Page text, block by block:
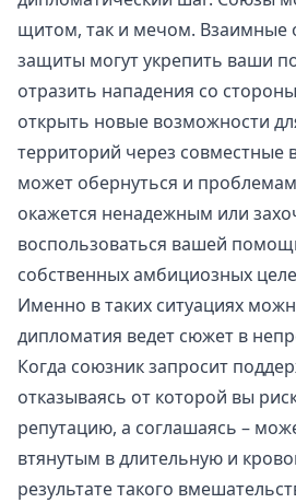
щитом, так и мечом. Взаимные
защиты могут укрепить ваши
отразить нападения со
открыть новые возможности
территорий через совместные
может обернуться и
окажется ненадежным или
воспользоваться вашей
собственных амбициозных
Именно в таких ситуациях
дипломатия ведет сюжет в
Когда союзник запросит
отказываясь от которой вы
репутацию, а соглашаясь –
втянутым в длительную и
результате такого